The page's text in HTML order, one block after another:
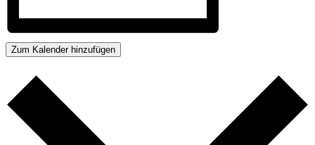
Zum Kalender hinzufügen